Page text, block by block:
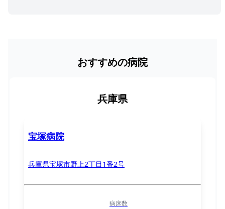
おすすめの病院
兵庫県
宝塚病院
兵庫県宝塚市野上2丁目1番2号
病床数